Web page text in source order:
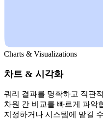
Charts & Visualizations
차트 & 시각화
쿼리 결과를 명확하고 직관
차원 간 비교를 빠르게 파악
지정하거나 시스템에 맡길